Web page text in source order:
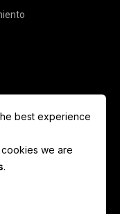
best experience
we are
.